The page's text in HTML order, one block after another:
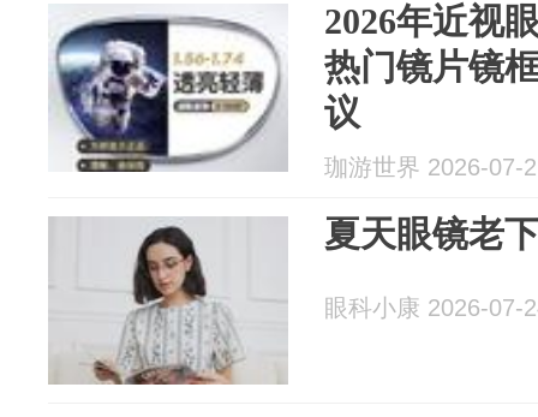
2026年近视
热门镜片镜
议
珈游世界 2026-07-
夏天眼镜老
眼科小康 2026-07-